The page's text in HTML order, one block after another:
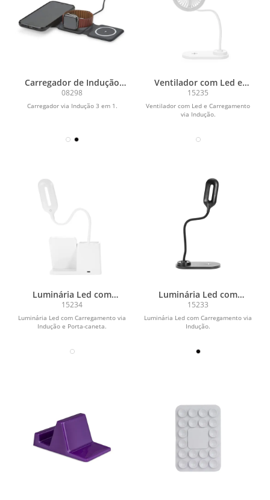
Carregador de Indução
Triplo
08298
Carregador via Indução 3 em 1.
Ventilador com Led e
Carregamento via Indução
15235
Ventilador com Led e Carregamento
via Indução.
Luminária Led com
Carregamento via Indução
e Porta-caneta
15234
Luminária Led com Carregamento via
Indução e Porta-caneta.
Luminária Led com
Carregamento via Indução
15233
Luminária Led com Carregamento via
Indução.